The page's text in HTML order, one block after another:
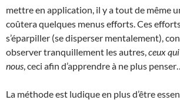
mettre en application, il y a tout de même
coûtera quelques menus efforts. Ces
s’éparpiller (se disperser mentalement),
observer tranquillement les autres, ceux
nous , ceci afin d’apprendre à ne plus
La méthode est ludique en plus d’être